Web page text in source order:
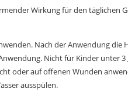
Wirkung für den täglichen
Nach der Anwendung
Nicht für Kinder unter
oder auf offenen Wunden
ausspülen.